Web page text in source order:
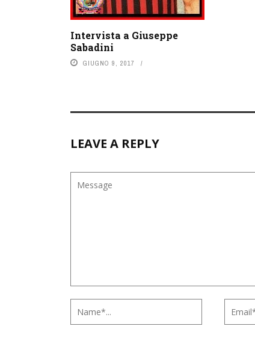
Intervista a Giuseppe
Sabadini
GIUGNO 9, 2017
LEAVE A REPLY